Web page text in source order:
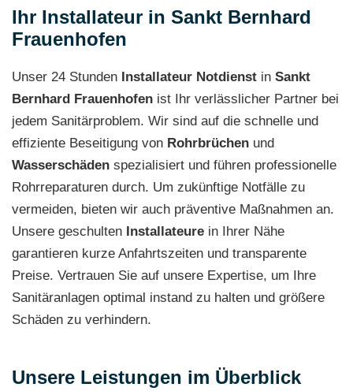
Ihr Installateur in Sankt Bernhard
Frauenhofen
Unser 24 Stunden Installateur Notdienst in Sankt
Bernhard Frauenhofen ist Ihr verlässlicher Partner bei
jedem Sanitärproblem. Wir sind auf die schnelle und
effiziente Beseitigung von Rohrbrüchen und
Wasserschäden spezialisiert und führen professionelle
Rohrreparaturen durch. Um zukünftige Notfälle zu
vermeiden, bieten wir auch präventive Maßnahmen an.
Unsere geschulten Installateure in Ihrer Nähe
garantieren kurze Anfahrtszeiten und transparente
Preise. Vertrauen Sie auf unsere Expertise, um Ihre
Sanitäranlagen optimal instand zu halten und größere
Schäden zu verhindern.
Unsere Leistungen im Überblick